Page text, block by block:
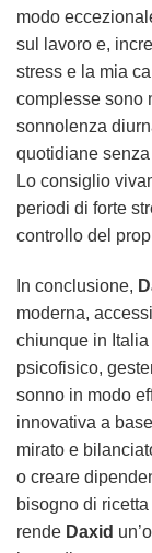
modo
sul lavoro e,
stress e la mia
complesse sono
sonnolenza
quotidiane
Lo consiglio
periodi di forte
controllo del
In conclusione,
moderna,
chiunque in
psicofisico,
sonno in modo
innovativa a
mirato e
o creare
bisogno di
rende Daxid